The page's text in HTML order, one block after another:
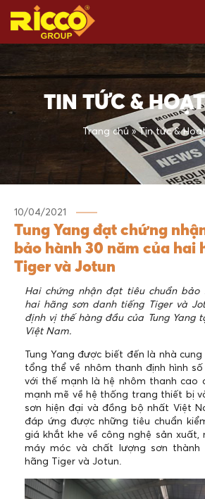
TIN TỨC &
Trang chủ » Tin tức &
10/04/2021
Tung Yang đạt chứng
bảo hành 30 năm của hai
Tiger và Jotun
Hai chứng nhận đạt tiêu chuẩn bảo
hai hãng sơn danh tiếng Tiger và
định vị thế hàng đầu của Tung Yang
Việt Nam.
Tung Yang được biết đến là nhà
tổng thể về nhôm thanh định hình
với thế mạnh là hệ nhôm thanh cao
mạnh mẽ về hệ thống trang thiết bị
sơn hiện đại và đồng bộ nhất Việt
đáp ứng được những tiêu chuẩn
giá khắt khe về công nghệ sản xuất,
máy móc và chất lượng sơn thành
hãng Tiger và Jotun.